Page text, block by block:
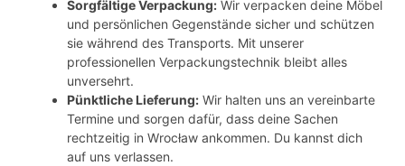
Sorgfältige Verpackung: Wir verpacken deine Möbel
und persönlichen Gegenstände sicher und schützen
sie während des Transports. Mit unserer
professionellen Verpackungstechnik bleibt alles
unversehrt.
Pünktliche Lieferung: Wir halten uns an vereinbarte
Termine und sorgen dafür, dass deine Sachen
rechtzeitig in Wrocław ankommen. Du kannst dich
auf uns verlassen.